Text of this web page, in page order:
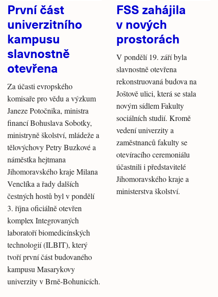
První část
univerzitního
kampusu
slavnostně
otevřena
Za účasti evropského
komisaře pro vědu a výzkum
Janeze Potočnika, ministra
financí Bohuslava Sobotky,
ministryně školství, mládeže a
tělovýchovy Petry Buzkové a
náměstka hejtmana
Jihomoravského kraje Milana
Venclíka a řady dalších
čestných hostů byl v pondělí
3. října oficiálně otevřen
komplex Integrovaných
laboratoří biomedicínských
technologií (ILBIT), který
tvoří první část budovaného
kampusu Masarykovy
univerzity v Brně-Bohunicích.
FSS zahájila
v nových
prostorách
V pondělí 19. září byla
slavnostně otevřena
rekonstruovaná budova na
Joštově ulici, která se stala
novým sídlem Fakulty
sociálních studií. Kromě
vedení univerzity a
zaměstnanců fakulty se
otevíracího ceremoniálu
účastnili i představitelé
Jihomoravského kraje a
ministerstva školství.